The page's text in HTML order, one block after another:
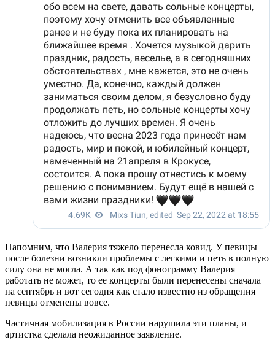
Напомним, что Валерия тяжело перенесла ковид. У певицы
после болезни возникли проблемы с легкими и петь в полную
силу она не могла. А так как под фонограмму Валерия
работать не может, то ее концерты были перенесены сначала
на сентябрь и вот сегодня как стало известно из обращения
певицы отменены вовсе.
Частичная мобилизация в России нарушила эти планы, и
артистка сделала неожиданное заявление.